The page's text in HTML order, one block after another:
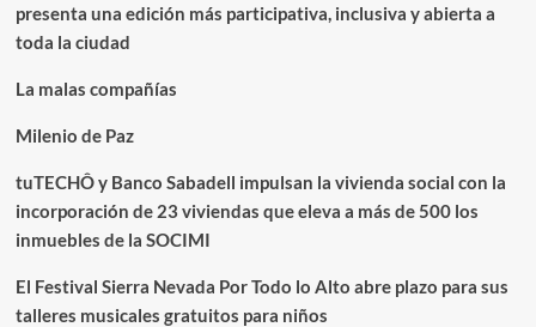
presenta una edición más participativa, inclusiva y abierta a
toda la ciudad
La malas compañías
Milenio de Paz
tuTECHÔ y Banco Sabadell impulsan la vivienda social con la
incorporación de 23 viviendas que eleva a más de 500 los
inmuebles de la SOCIMI
El Festival Sierra Nevada Por Todo lo Alto abre plazo para sus
talleres musicales gratuitos para niños